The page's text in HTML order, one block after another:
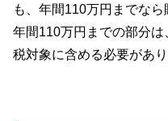
も、年間110万円までなら
年間110万円までの部分
税対象に含める必要があり